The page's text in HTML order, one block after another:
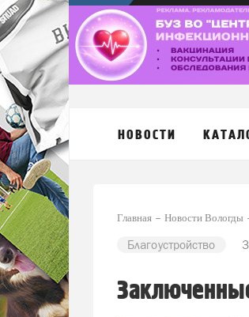
НОВОСТИ
Главная Новости Вологды
Благоустройство